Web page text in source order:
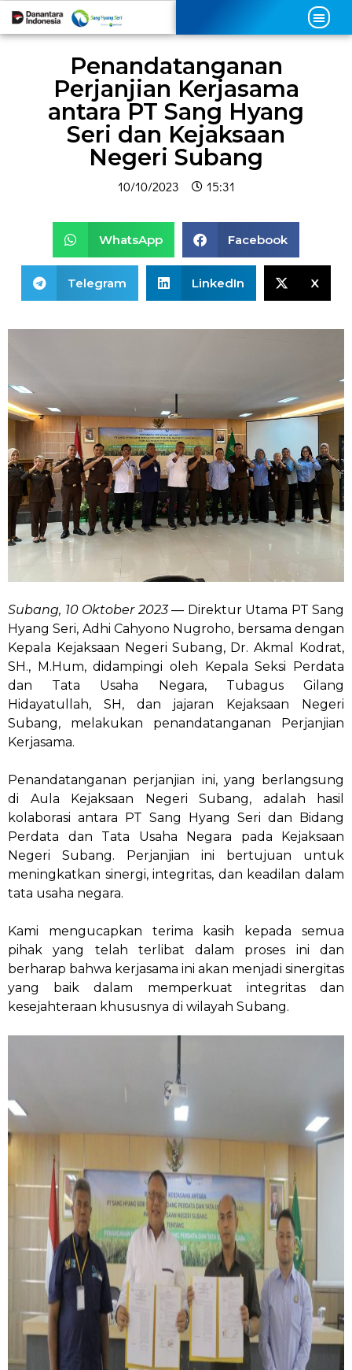
Penandatanganan
Perjanjian Kerjasama
antara PT Sang Hyang
Seri dan Kejaksaan
Negeri Subang
10/10/2023 15:31
WhatsApp Facebook
Telegram LinkedIn X
Subang, 10 Oktober 2023— Direktur Utama PT Sang
Hyang Seri, Adhi Cahyono Nugroho, bersama dengan
Kepala Kejaksaan Negeri Subang, Dr. Akmal Kodrat,
SH., M.Hum, didampingi oleh Kepala Seksi Perdata
dan Tata Usaha Negara, Tubagus Gilang
Hidayatullah, SH, dan jajaran Kejaksaan Negeri
Subang, melakukan penandatanganan Perjanjian
Kerjasama.
Penandatanganan perjanjian ini, yang berlangsung
di Aula Kejaksaan Negeri Subang, adalah hasil
kolaborasi antara PT Sang Hyang Seri dan Bidang
Perdata dan Tata Usaha Negara pada Kejaksaan
Negeri Subang. Perjanjian ini bertujuan untuk
meningkatkan sinergi, integritas, dan keadilan dalam
tata usaha negara.
Kami mengucapkan terima kasih kepada semua
pihak yang telah terlibat dalam proses ini dan
berharap bahwa kerjasama ini akan menjadi sinergitas
yang baik dalam memperkuat integritas dan
kesejahteraan khususnya di wilayah Subang.